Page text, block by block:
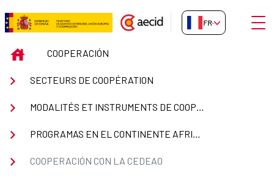
Saut au contenu principal
Cooperación Española con la
FR-FR
INICIOCOOPERACIÓN
SECTEURS DE COOPÉRATION
MODALITÉS ET INSTRUMENTS DE COOPÉRATION
PROGRAMAS EN EL CONTINENTE AFRICANO
COOPERACIÓN CON LA CEDEAO